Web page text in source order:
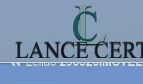
Leilão290526IMOVEL